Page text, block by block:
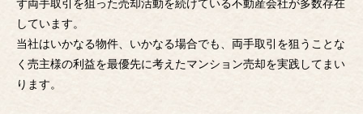
ず両手取引を狙った売却活動を続けている不動産会社が多数存在
しています。
当社はいかなる物件、いかなる場合でも、両手取引を狙うことな
く売主様の利益を最優先に考えたマンション売却を実践してまい
ります。